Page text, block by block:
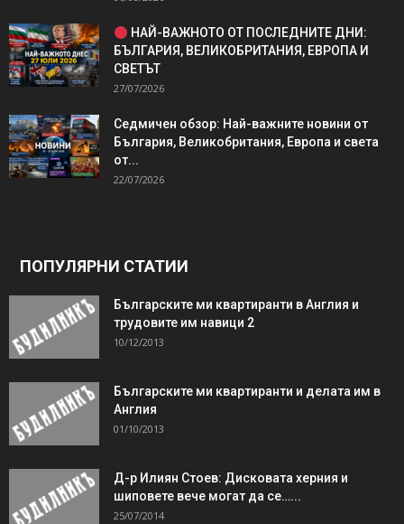
НАЙ-ВАЖНОТО ОТ ПОСЛЕДНИТЕ ДНИ:
БЪЛГАРИЯ, ВЕЛИКОБРИТАНИЯ, ЕВРОПА И
СВЕТЪТ
27/07/2026
Седмичен обзор: Най-важните новини от
България, Великобритания, Европа и света
от...
22/07/2026
ПОПУЛЯРНИ СТАТИИ
Българските ми квартиранти в Англия и
трудовите им навици 2
10/12/2013
Българските ми квартиранти и делата им в
Англия
01/10/2013
Д-р Илиян Стоев: Дисковата херния и
шиповете вече могат да се…...
25/07/2014